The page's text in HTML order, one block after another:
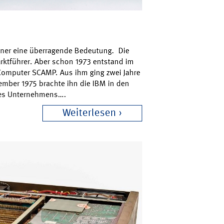
eine überragende Bedeutung. Die
Aber schon 1973 entstand im
SCAMP. Aus ihm ging zwei Jahre
1975 brachte ihn die IBM in den
Unternehmens….
Weiterlesen